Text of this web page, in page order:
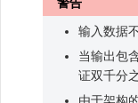
输入数据
当输出包
证双千分